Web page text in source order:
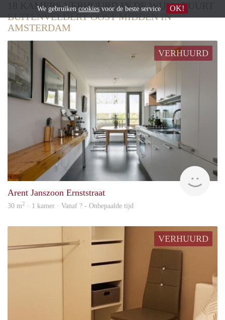
18 KAMERS VERHUURD IN DE WIJK / BUURT
BUITENVELDERT OOST MIDDEN IN
AMSTERDAM
VERHUURD
rent
Arent Janszoon Ernststraat
30 m2 · 1 kamer · Vanaf ? - Onbepaalde tijd
VERHUURD
We gebruiken cookies voor de beste service OK!